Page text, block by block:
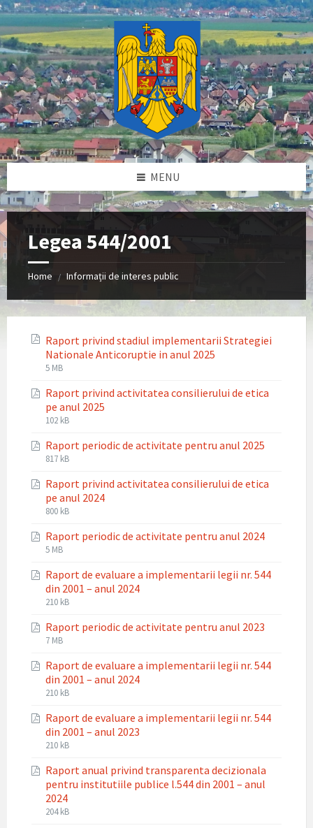
Skip
to
content
Skip
to
left
sidebar
Skip
to
right
sidebar
Skip
to
footer
MENU
Legea 544/2001
Home / Informații de interes public
Raport privind stadiul implementarii Strategiei
Nationale Anticoruptie in anul 2025
File
pdf
File
5 MB
Raport privind activitatea consilierului de etica
pe anul 2025
File
pdf
File
102 kB
Raport periodic de activitate pentru anul 2025
File
pdf
File
817 kB
Raport privind activitatea consilierului de etica
pe anul 2024
File
pdf
File
800 kB
Raport periodic de activitate pentru anul 2024
File
pdf
File
5 MB
Raport de evaluare a implementarii legii nr. 544
din 2001 – anul 2024
File
pdf
File
210 kB
Raport periodic de activitate pentru anul 2023
File
pdf
File
7 MB
Raport de evaluare a implementarii legii nr. 544
din 2001 – anul 2024
File
pdf
File
210 kB
Raport de evaluare a implementarii legii nr. 544
din 2001 – anul 2023
File
pdf
File
210 kB
Raport anual privind transparenta decizionala
pentru institutiile publice l.544 din 2001 – anul
2024
File
File
204 kB